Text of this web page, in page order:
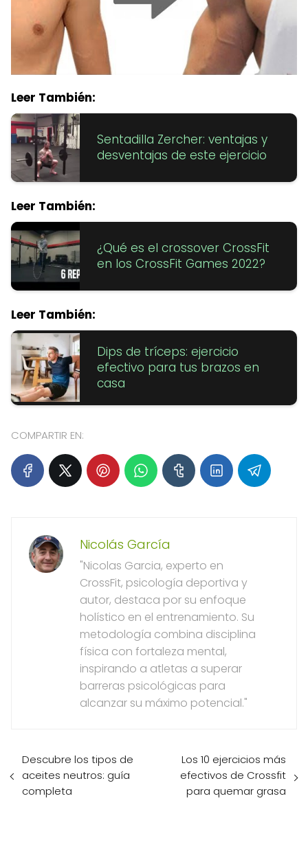
Leer También:
Sentadilla Zercher: ventajas y
desventajas de este ejercicio
Leer También:
¿Qué es el crossover CrossFit
en los CrossFit Games 2022?
Leer También:
Dips de tríceps: ejercicio
efectivo para tus brazos en
casa
COMPARTIR EN:
Nicolás García
"Nicolas Garcia, experto en
CrossFit, psicología deportiva y
autor, destaca por su enfoque
holístico en el entrenamiento. Su
metodología combina disciplina
física con fortaleza mental,
inspirando a atletas a superar
barreras psicológicas para
alcanzar su máximo potencial."
Descubre los tipos de
aceites neutros: guía
completa
Los 10 ejercicios más
efectivos de Crossfit
para quemar grasa